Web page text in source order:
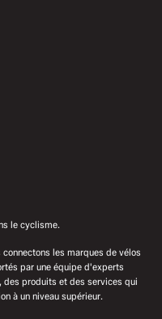
le cyclisme.
les marques de vélos
par une équipe d'experts
des produits et des services qui
à un niveau supérieur.